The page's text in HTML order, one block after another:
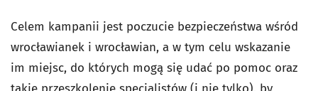
Celem kampanii jest poczucie bezpieczeństwa wśród
wrocławianek i wrocławian, a w tym celu wskazanie
im miejsc, do których mogą się udać po pomoc oraz